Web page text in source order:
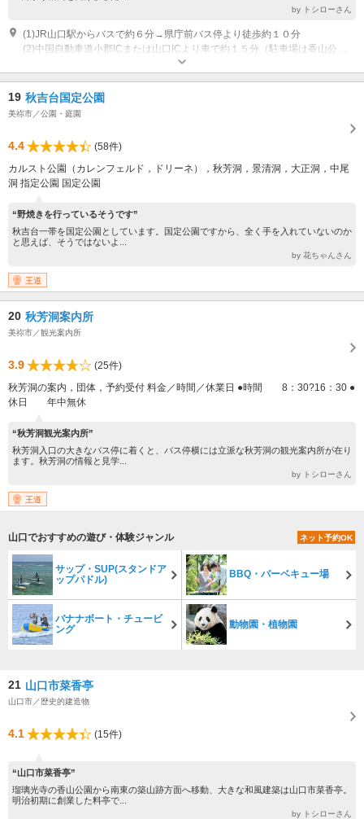
by トシローさん
(1)JR山口駅からバスで約６分→県庁前バス停より徒歩約１０分
休業日：年中無休 営業時間：9：00～18：00
19 秋吉台国定公園
美祢市／公園・庭園
4.4
(58件)
カルスト公園（カレンフェルド，ドリーネ），秋芳洞，景清洞，大正洞，中尾
洞 指定公園 国定公園
“野焼きを行っているそうです”
秋吉台一帯を国定公園としています。国定公園ですから、全く手を入れていないのか
と思えば、そうではないよ...
by 花ちゃんさん
王道
20 秋芳洞案内所
美祢市／観光案内所
3.9
(25件)
秋芳洞の案内，団体，予約受付 料金／時間／休業日 ●時間 8：30?16：30 ●
休日 年中無休
“秋芳洞観光案内所”
秋芳洞入口の大きなバス停に着くと、バス停横には立派な秋芳洞の観光案内所が在り
ます。秋芳洞の情報と見学...
by トシローさん
王道
山口でおすすめの遊び・体験ジャンル ネット予約OK
サップ・SUP(スタンドア
ップパドル)
BBQ・バーベキュー場
バナナボート・チュービ
ング
動物園・植物園
21 山口市菜香亭
山口市／歴史的建造物
4.1 (15件)
“山口市菜香亭”
瑠璃光寺の香山公園から南東の築山跡方面へ移動、大きな和風建築は山口市菜香亭。
明治初期に創業した料亭で...
by トシローさん